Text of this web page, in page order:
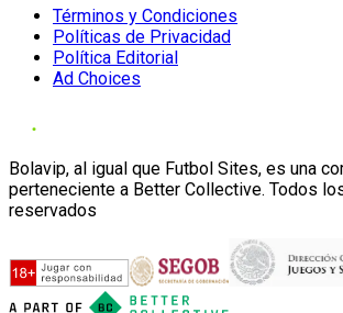
Términos y Condiciones
Políticas de Privacidad
Política Editorial
Ad Choices
Bolavip, al igual que Futbol Sites, es una
perteneciente a Better Collective. Todos
reservados